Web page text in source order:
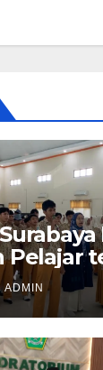
Pelajar
ADMIN